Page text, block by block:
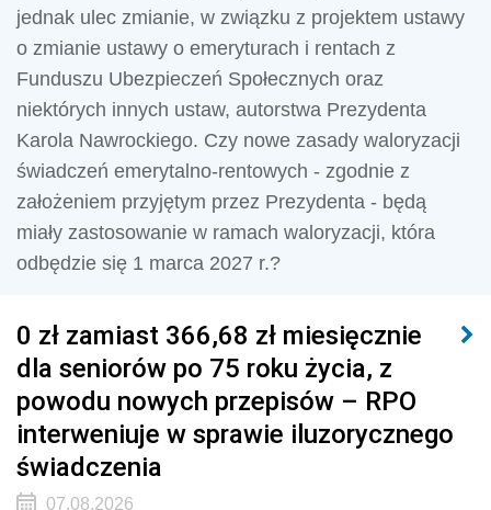
jednak ulec zmianie, w związku z projektem ustawy
o zmianie ustawy o emeryturach i rentach z
Funduszu Ubezpieczeń Społecznych oraz
niektórych innych ustaw, autorstwa Prezydenta
Karola Nawrockiego. Czy nowe zasady waloryzacji
świadczeń emerytalno-rentowych - zgodnie z
założeniem przyjętym przez Prezydenta - będą
miały zastosowanie w ramach waloryzacji, która
odbędzie się 1 marca 2027 r.?
0 zł zamiast 366,68 zł miesięcznie
dla seniorów po 75 roku życia, z
powodu nowych przepisów – RPO
interweniuje w sprawie iluzorycznego
świadczenia
07.08.2026